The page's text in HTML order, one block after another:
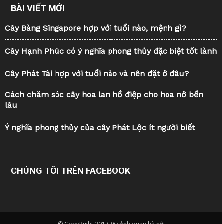
BÀI VIẾT MỚI
Cây Bàng Singapore hợp với tuổi nào, mệnh gì?
Cây Hạnh Phúc có ý nghĩa phong thủy đặc biệt tốt lành
Cây Phát Tài hợp với tuổi nào và nên đặt ở đâu?
Cách chăm sóc cây hoa lan hồ điệp cho hoa nở bền
lâu
Ý nghĩa phong thủy của cây Phát Lộc ít người biết
CHÚNG TÔI TRÊN FACEBOOK